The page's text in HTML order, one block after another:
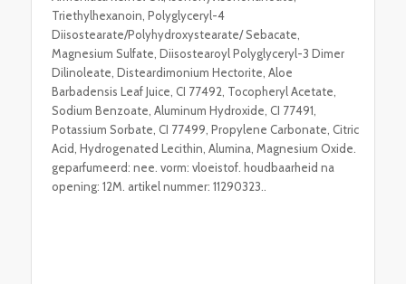
Triethylhexanoin, Polyglyceryl-4
Diisostearate/Polyhydroxystearate/ Sebacate,
Magnesium Sulfate, Diisostearoyl Polyglyceryl-3 Dimer
Dilinoleate, Disteardimonium Hectorite, Aloe
Barbadensis Leaf Juice, CI 77492, Tocopheryl Acetate,
Sodium Benzoate, Aluminum Hydroxide, CI 77491,
Potassium Sorbate, CI 77499, Propylene Carbonate, Citric
Acid, Hydrogenated Lecithin, Alumina, Magnesium Oxide.
geparfumeerd: nee. vorm: vloeistof. houdbaarheid na
opening: 12M. artikel nummer: 11290323..